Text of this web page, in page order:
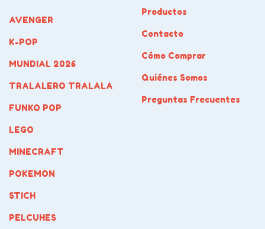
AVENGER
K-POP
MUNDIAL 2026
TRALALERO TRALALA
FUNKO POP
LEGO
MINECRAFT
POKEMON
STICH
PELCUHES
Productos
Contacto
Cómo Comprar
Quiénes Somos
Preguntas Frecuentes